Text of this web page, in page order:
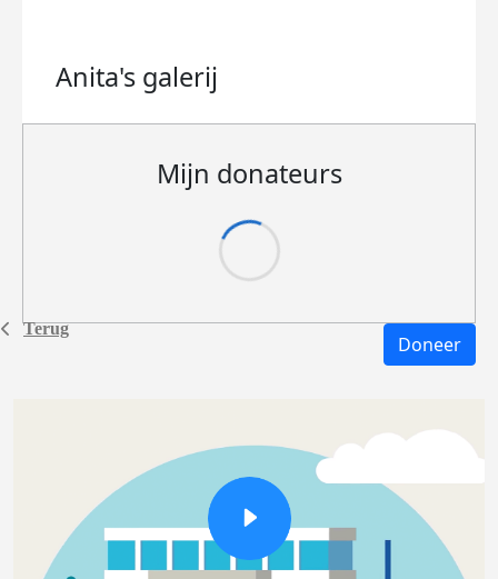
Terug
Anita's galerij
Mijn donateurs
Doneer